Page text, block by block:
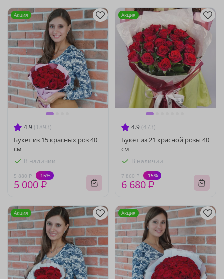
4.9 (1893)
Букет из 15 красных роз 40
см
В наличии
5 880 ₽ -15%
5 000 ₽
Акция
4.9 (473)
Букет из 21 красной розы 40
см
В наличии
7 860 ₽ -15%
6 680 ₽
Акция
Акция Акция